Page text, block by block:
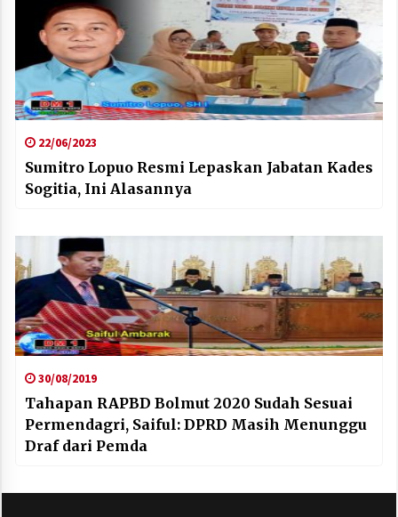
22/06/2023
Sumitro Lopuo Resmi Lepaskan Jabatan Kades
Sogitia, Ini Alasannya
30/08/2019
Tahapan RAPBD Bolmut 2020 Sudah Sesuai
Permendagri, Saiful: DPRD Masih Menunggu
Draf dari Pemda